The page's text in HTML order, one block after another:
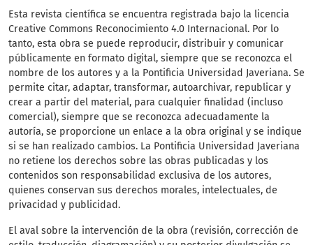
Esta revista científica se encuentra registrada bajo la licencia
Creative Commons Reconocimiento 4.0 Internacional. Por lo
tanto, esta obra se puede reproducir, distribuir y comunicar
públicamente en formato digital, siempre que se reconozca el
nombre de los autores y a la Pontificia Universidad Javeriana. Se
permite citar, adaptar, transformar, autoarchivar, republicar y
crear a partir del material, para cualquier finalidad (incluso
comercial), siempre que se reconozca adecuadamente la
autoría, se proporcione un enlace a la obra original y se indique
si se han realizado cambios. La Pontificia Universidad Javeriana
no retiene los derechos sobre las obras publicadas y los
contenidos son responsabilidad exclusiva de los autores,
quienes conservan sus derechos morales, intelectuales, de
privacidad y publicidad.
El aval sobre la intervención de la obra (revisión, corrección de